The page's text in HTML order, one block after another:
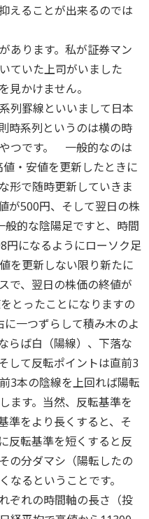
えることが出来るのでは
あります。私が証券マン
ていた上司がいました
見かけません。
列罫線といいまして日本
時系列というのは横の時
つです。 一般的なのは
・安値を更新したときに
形で随時更新していきま
が500円、そして翌日の株
的な陰陽足ですと、時間
円になるようにローソク足
を更新しない限り新たに
で、翌日の株価の終値が
とったことになりますの
一つずらして積み木のよ
らば白（陽線）、下落な
して反転ポイントは直前3
3本の陰線を上回れば陽転
ます。当然、反転基準を
準をより長くすると、そ
反転基準を短くすると反
の分ダマシ（陽転したの
なるということです。
ぞれの時間軸の長さ（投